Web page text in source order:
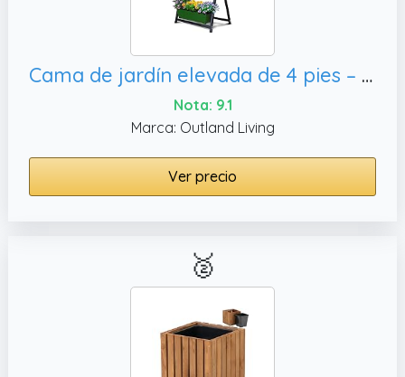
Cama de jardín elevada de 4 pies – Jardineras elevadas verticales independientes, drenaje de agua en cascada (paquete de 1
Nota: 9.1
Marca: Outland Living
Ver precio
🥈